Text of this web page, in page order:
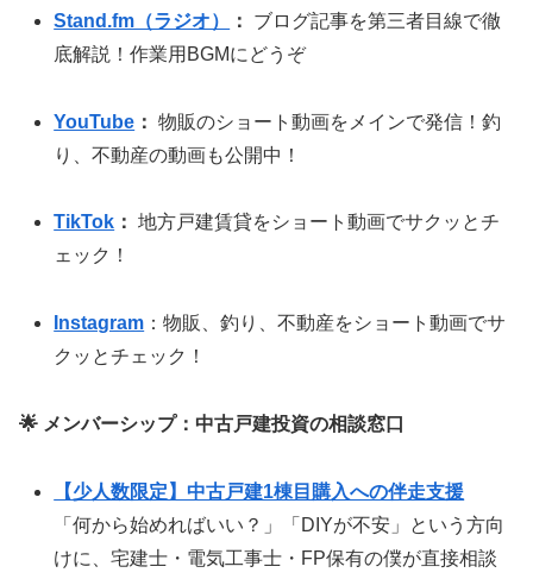
Stand.fm（ラジオ） ：
ブログ記事を第三者目線で徹
底解説！作業用BGMにどうぞ
YouTube ： 物販のショート動画をメインで発信！釣
り、不動産の動画も公開中！
TikTok ： 地方戸建賃貸をショート動画でサクッとチ
ェック！
Instagram ：物販、釣り、不動産をショート動画でサ
クッとチェック！
🌟 メンバーシップ：中古戸建投資の相談窓口
【少人数限定】中古戸建1棟目購入への伴走支援
「何から始めればいい？」「DIYが不安」という方向
けに、宅建士・電気工事士・FP保有の僕が直接相談